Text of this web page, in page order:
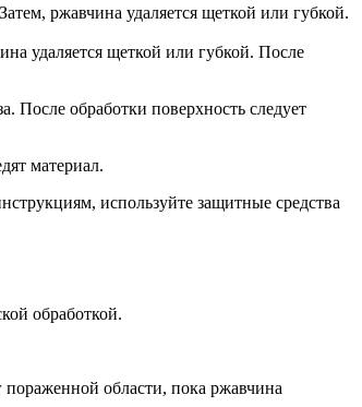
ржавчина удаляется щеткой или губкой.
удаляется щеткой или губкой. После
После обработки поверхность следует
материал.
используйте защитные средства
обработкой.
области, пока ржавчина